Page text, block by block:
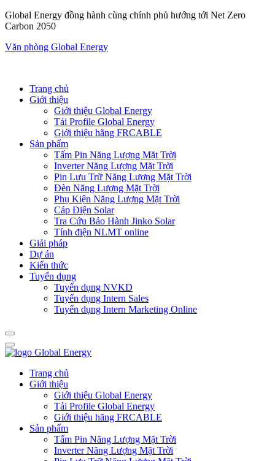
Global Energy đồng hành cùng chính phủ hướng tới Net Zero
Carbon 2050
Văn phòng Global Energy
Trang chủ
Giới thiệu
Giới thiệu Global Energy
Tải Profile Global Energy
Giới thiệu hãng FRCABLE
Sản phẩm
Tấm Pin Năng Lượng Mặt Trời
Inverter Năng Lượng Mặt Trời
Pin Lưu Trữ Năng Lượng Mặt Trời
Đèn Năng Lượng Mặt Trời
Phụ Kiện Năng Lượng Mặt Trời
Cáp Điện Solar
Tra Cứu Bảo Hành Jinko Solar
Tính điện NLMT online
Giải pháp
Dự án
Kiến thức
Tuyển dụng
Tuyển dụng NVKD
Tuyển dụng Intern Sales
Tuyển dụng Intern Marketing Online
Trang chủ
Giới thiệu
Giới thiệu Global Energy
Tải Profile Global Energy
Giới thiệu hãng FRCABLE
Sản phẩm
Tấm Pin Năng Lượng Mặt Trời
Inverter Năng Lượng Mặt Trời